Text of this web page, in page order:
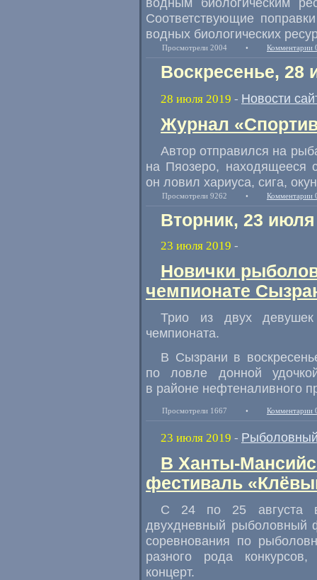
Соответствующие
водных биологических
Просмотрели 2004 • Комментарии
Воскресенье, 28
28 июля 2019 - Новости
Журнал
Автор отправился на
на Пяозеро, находящееся
он ловил хариуса, сига,
Просмотрели 9262 • Комментарии
Вторник, 23 июля
23 июля 2019 -
Новички
чемпионате
Трио из двух
чемпионата.
В Сызрани в
по ловле донной
в районе нефтеналивного
Просмотрели 1667 • Комментарии
23 июля 2019 -
В Ханты-
фестиваль
С 24 по 25 августа в
двухдневный рыболовный
соревнования по
разного рода конкурсов,
концерт.